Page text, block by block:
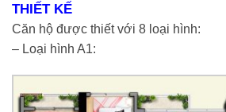
THIẾT KẾ
Căn hộ được thiết với 8 loại hình:
– Loại hình A1: